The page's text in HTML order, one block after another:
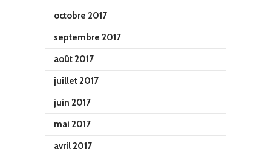
octobre 2017
septembre 2017
août 2017
juillet 2017
juin 2017
mai 2017
avril 2017